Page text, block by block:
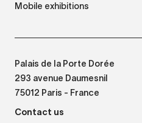
Mobile exhibitions
Palais de la Porte Dorée
293 avenue Daumesnil
75012 Paris - France
Contact us